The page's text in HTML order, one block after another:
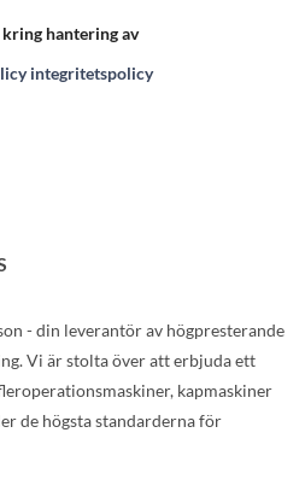
hantering av
integritetspolicy
- din leverantör av högpresterande
Vi är stolta över att erbjuda ett
kapmaskiner
de högsta standarderna för